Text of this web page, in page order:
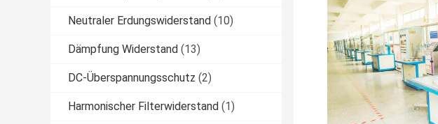
Neutraler Erdungswiderstand (10)
Dämpfung Widerstand (13)
DC-Überspannungsschutz (2)
Harmonischer Filterwiderstand (1)